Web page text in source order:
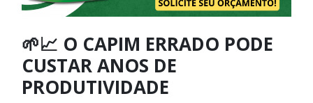
🌱📈 O CAPIM ERRADO PODE
CUSTAR ANOS DE
PRODUTIVIDADE